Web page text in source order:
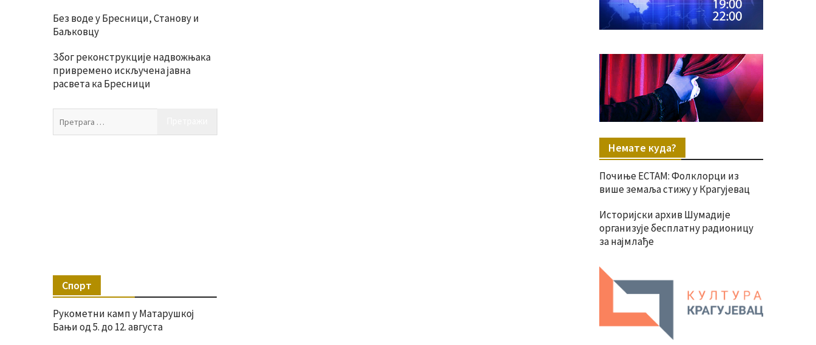
Немате куда?
Почиње ЕСТАМ: Фолклорци из
више земаља стижу у Крагујевац
Историјски архив Шумадије
организује бесплатну радионицу
за најмлађе
Без воде у Бресници, Станову и
Баљковцу
Због реконструкције надвожњака
привремено искључена јавна
расвета ка Бресници
Спорт
Рукометни камп у Матарушкој
Бањи од 5. до 12. августа